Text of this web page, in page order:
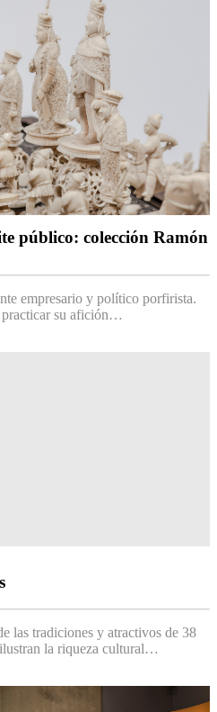
público: colección Ramón
empresario y político porfirista.
su afición…
las tradiciones y atractivos de 38
la riqueza cultural…